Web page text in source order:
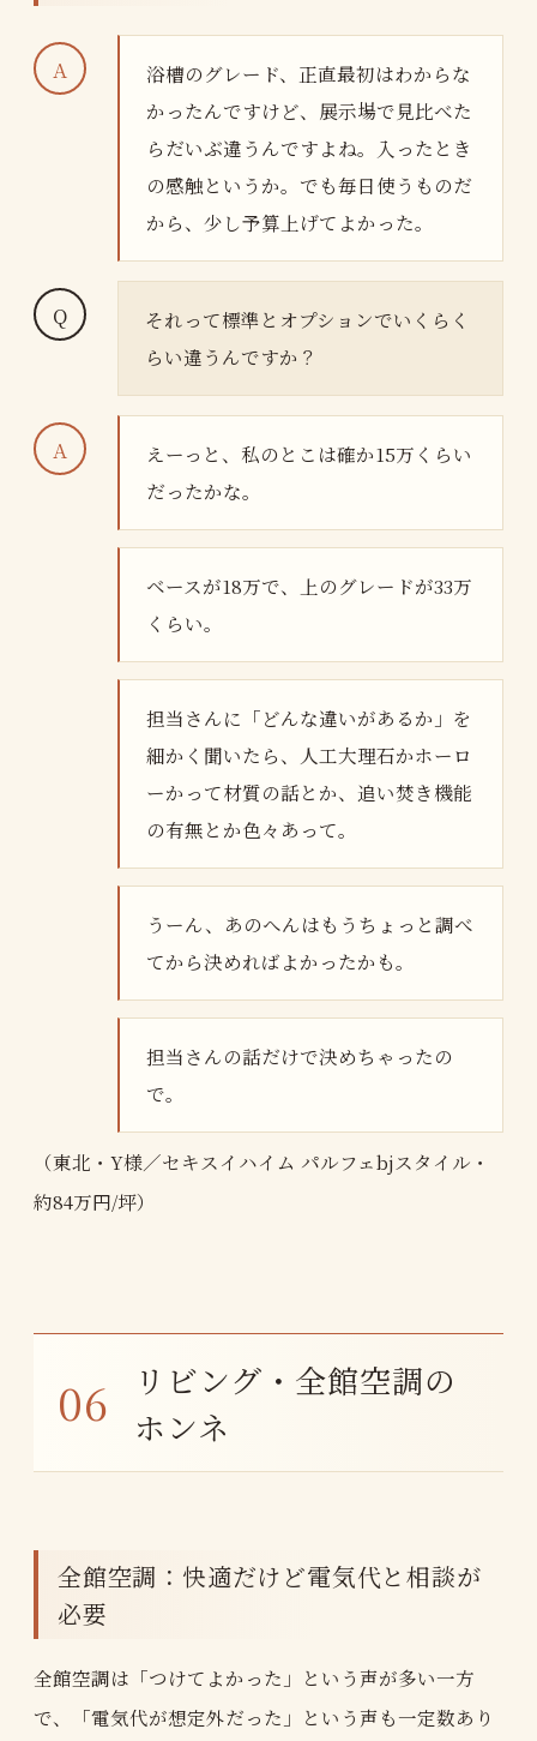
浴槽のグレード、正直最初はわからな
かったんですけど、展示場で見比べた
らだいぶ違うんですよね。入ったとき
の感触というか。でも毎日使うものだ
から、少し予算上げてよかった。
それって標準とオプションでいくらく
らい違うんですか？
えーっと、私のとこは確か15万くらい
だったかな。
ベースが18万で、上のグレードが33万
くらい。
担当さんに「どんな違いがあるか」を
細かく聞いたら、人工大理石かホーロ
ーかって材質の話とか、追い焚き機能
の有無とか色々あって。
うーん、あのへんはもうちょっと調べ
てから決めればよかったかも。
担当さんの話だけで決めちゃったの
で。
（東北・Y様／セキスイハイム パルフェbjスタイル・
約84万円/坪）
リビング・全館空調の
ホンネ
全館空調：快適だけど電気代と相談が
必要
全館空調は「つけてよかった」という声が多い一方
で、「電気代が想定外だった」という声も一定数あり